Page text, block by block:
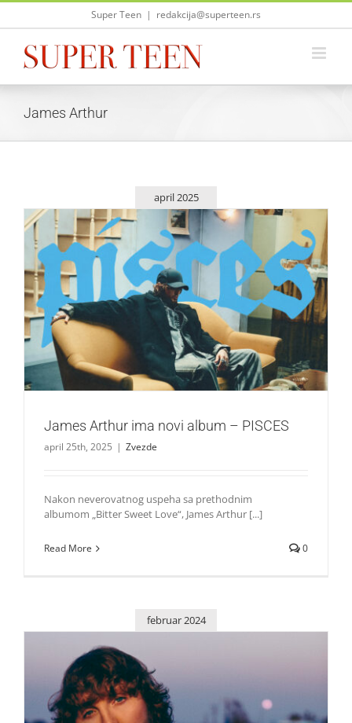
Skip
Super Teen | redakcija@superteen.rs
James Arthur
april 2025
James Arthur ima novi album – PISCES
Zvezde
James Arthur ima novi album – PISCES
april 25th, 2025 | Zvezde
Nakon neverovatnog uspeha sa prethodnim
albumom „Bitter Sweet Love“, James Arthur [...]
Read More 0
februar 2024